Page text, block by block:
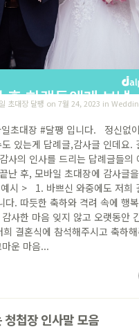
초대장 달팽 on 7월 24, 2023 in
초대장 #달팽 입니다. 정신없
있는게 답례글,감사글 인데요.
사의 인사를 드리는 답례글들의
난 후, 모바일 초대장에 감사글
시 > 1. 바쁘신 와중에도 저희
다. 따듯한 축하와 격려 속에 행
사한 마음 잊지 않고 오랫동안
결혼식에 참석해주시고 축하해
운 마음...
첩장 인사말 모음